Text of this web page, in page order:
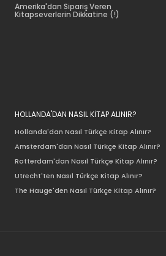
Amerika'dan Sipariş Veren
Kitapseverlerin Dikkatine (!)
HOLLANDA'DAN NASIL KİTAP ALINIR?
Hollanda'dan Nasıl Türkçe Kitap Alınır?
Amsterdam'dan Nasıl Türkçe Kitap Alınır?
Rotterdam'dan Nasıl Türkçe Kitap Alınır?
Utrecht'ten Nasıl Türkçe Kitap Alınır?
The Hauge'den Nasıl Türkçe Kitap Alınır?